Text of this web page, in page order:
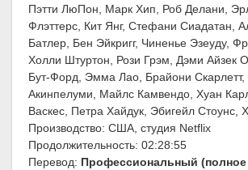
Пэтти ЛюПон, Марк Хип, Роб Делани,
Флэттерс, Кит Янг, Стефани Сиадатан,
Батлер, Бен Эйкригг, Чиненье Эзеуду,
Холли Штуртон, Рози Грэм, Дэми Айзек
Бут-Форд, Эмма Лао, Брайони Скарлетт,
Акинпелуми, Майлс Камвендо, Хуан
Васкес, Петра Хайдук, Эбигейл Стоунс,
Производство: США, студия Netflix
Продолжительность: 02:28:55
Перевод: Профессиональный (полное